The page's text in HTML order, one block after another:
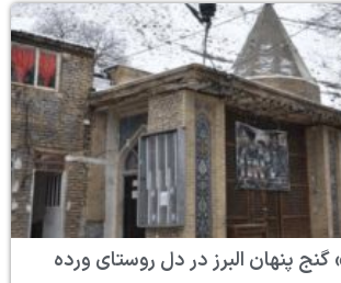
گنج پنهان البرز در دل روستای ورده